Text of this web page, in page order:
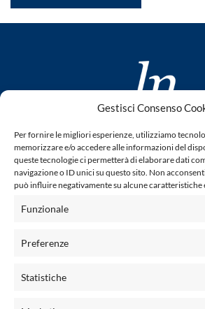
Gestisci Consenso
Per fornire le migliori esperienze, utilizziamo
memorizzare e/o accedere alle informazioni del
queste tecnologie ci permetterà di elaborare dati
navigazione o ID unici su questo sito. Non
può influire negativamente su alcune caratteristiche
Funzionale
Preferenze
Statistiche
fondato da Romano
Questo blog non rappresenta una
quanto viene aggiornato senza alcuna
legge n° 62 del 7.03.2001. L'autore non